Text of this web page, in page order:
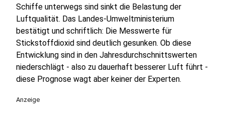
Schiffe unterwegs sind sinkt die Belastung der
Luftqualität. Das Landes-Umweltministerium
bestätigt und schriftlich: Die Messwerte für
Stickstoffdioxid sind deutlich gesunken. Ob diese
Entwicklung sind in den Jahresdurchschnittswerten
niederschlägt - also zu dauerhaft besserer Luft führt -
diese Prognose wagt aber keiner der Experten.
Anzeige